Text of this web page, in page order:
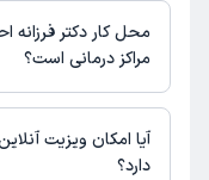
در این صفحه ثبت نشده است.
محل کار دکتر فرزانه
مراکز درمانی است؟
اطلاعاتی درباره محل
دسترس نیست.
آیا امکان ویزیت
دارد؟